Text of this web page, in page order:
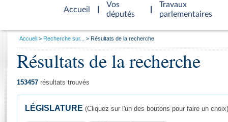
Accueil
d'accueil
Vos
députés
Travaux
parlementaires
Général
Vous
Accueil Recherche sur... Résultats de la recherche
Résultats de la recherche
153457 résultats trouvés
LÉGISLATURE (Cliquez sur l'un des boutons pour faire un choix)